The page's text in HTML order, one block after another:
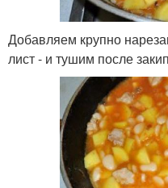
Добавляем крупно
лист - и тушим после